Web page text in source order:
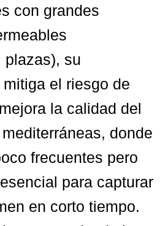
con grandes
plazas), su
el riesgo de
la calidad del
donde
frecuentes pero
para capturar
en corto tiempo.